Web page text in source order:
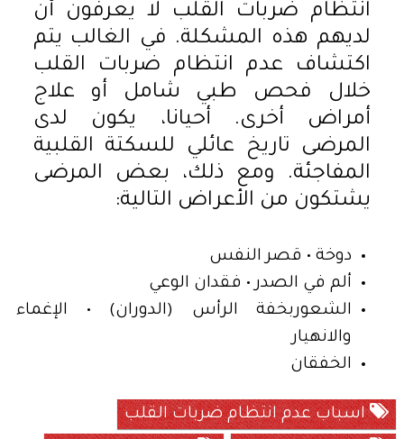
انتظام ضربات القلب لا يعرفون أن
لديهم هذه المشكلة. في الغالب يتم
اكتشاف عدم انتظام ضربات القلب
خلال فحص طبي شامل أو علاج
أمراض أخرى. أحيانا، يكون لدى
المرضى تاريخ عائلي للسكتة القلبية
المفاجئة. ومع ذلك، بعض المرضى
يشتكون من الأعراض التالية:
دوخة • قصر النفس
ألم في الصدر • فقدان الوعي
الشعوربخفة الرأس (الدوران) • الإغماء
والانهيار
الخفقان
اسباب عدم انتظام ضربات القلب